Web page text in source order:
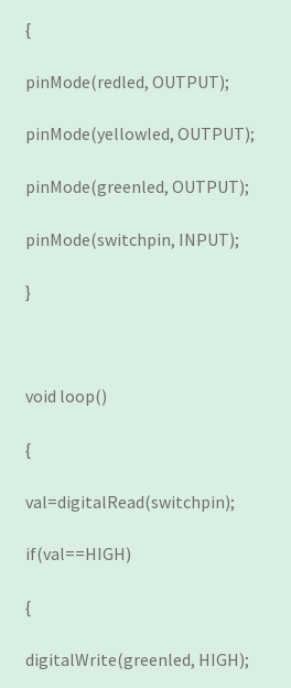
{
pinMode(redled, OUTPUT);
pinMode(yellowled, OUTPUT);
pinMode(greenled, OUTPUT);
pinMode(switchpin, INPUT);
}
void loop()
{
val=digitalRead(switchpin);
if(val==HIGH)
{
digitalWrite(greenled, HIGH);